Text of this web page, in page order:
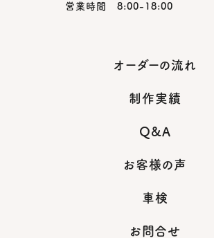
営業時間 8:00-18:00
オーダーの流れ
制作実績
Q&A
お客様の声
車検
お問合せ